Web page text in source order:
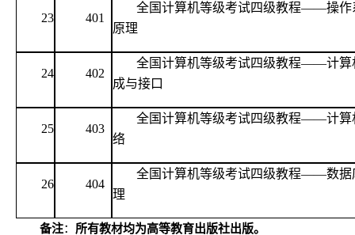
23 401
全国计算机等级考试四级教程——操作
原理
24 402
全国计算机等级考试四级教程——计算
成与接口
25 403
全国计算机等级考试四级教程——计算
络
26 404
全国计算机等级考试四级教程——数据
理
备注： 所有教材均为高等教育出版社出版。